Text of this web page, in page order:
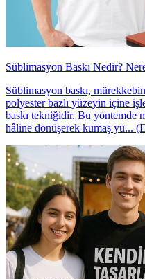
Süblimasyon Baskı Nedir?
Süblimasyon baskı,
polyester bazlı yüzeyin içine
baskı tekniğidir. Bu yöntemde
hâline dönüşerek kumaş yü...